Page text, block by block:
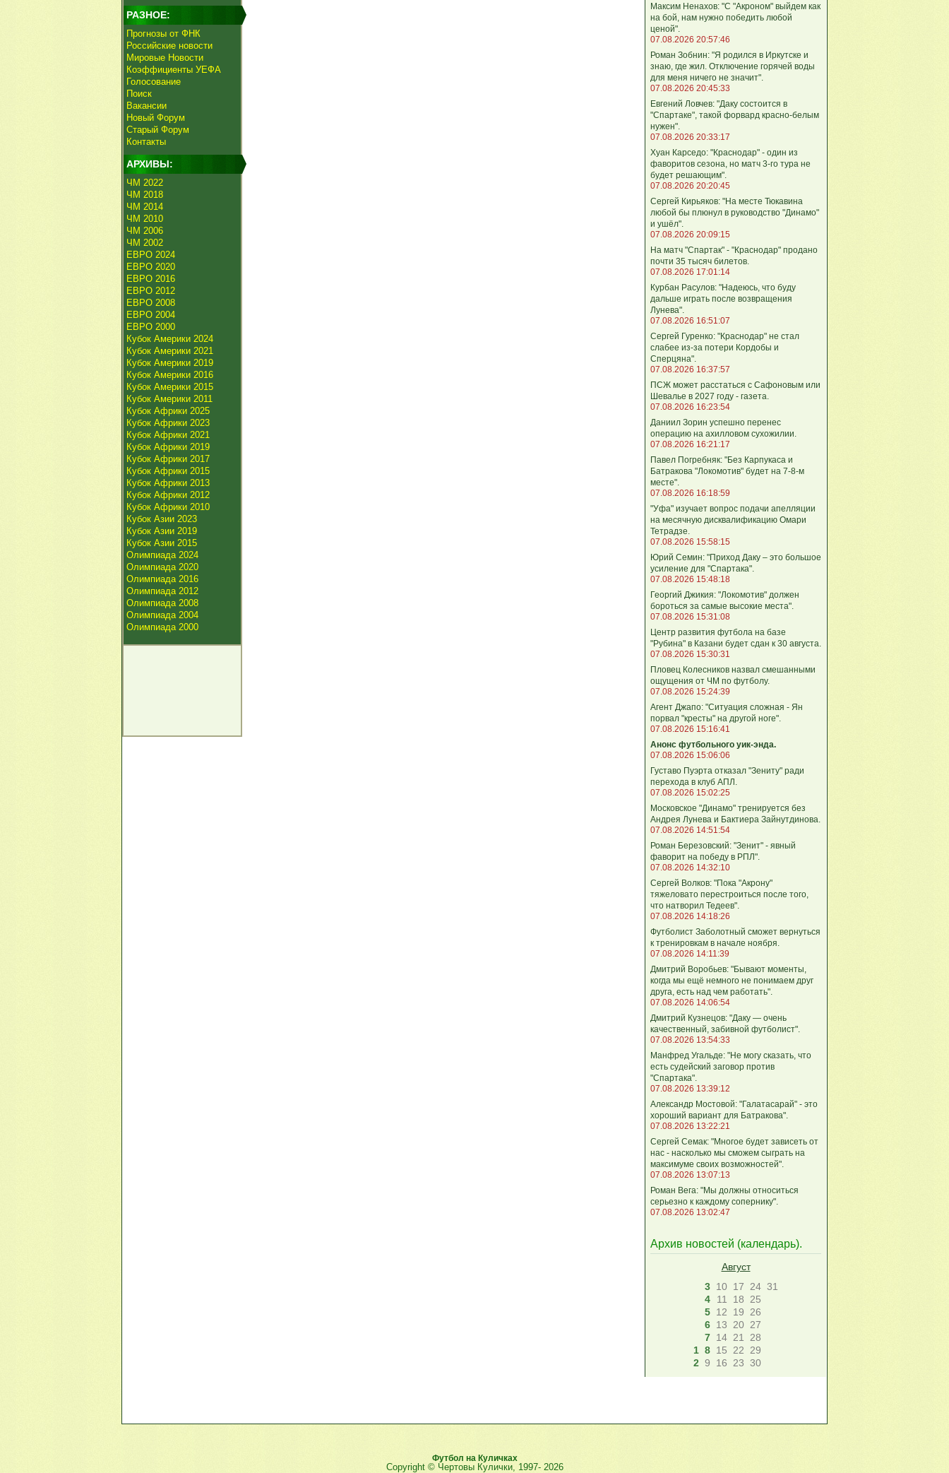
РАЗНОЕ:
Прогнозы от ФНК
Российские новости
Мировые Новости
Коэффициенты УЕФА
Голосование
Поиск
Вакансии
Новый Форум
Старый Форум
Контакты
АРХИВЫ:
ЧМ 2022
ЧМ 2018
ЧМ 2014
ЧМ 2010
ЧМ 2006
ЧМ 2002
ЕВРО 2024
ЕВРО 2020
ЕВРО 2016
ЕВРО 2012
ЕВРО 2008
ЕВРО 2004
ЕВРО 2000
Кубок Америки 2024
Кубок Америки 2021
Кубок Америки 2019
Кубок Америки 2016
Кубок Америки 2015
Кубок Америки 2011
Кубок Африки 2025
Кубок Африки 2023
Кубок Африки 2021
Кубок Африки 2019
Кубок Африки 2017
Кубок Африки 2015
Кубок Африки 2013
Кубок Африки 2012
Кубок Африки 2010
Кубок Азии 2023
Кубок Азии 2019
Кубок Азии 2015
Олимпиада 2024
Олимпиада 2020
Олимпиада 2016
Олимпиада 2012
Олимпиада 2008
Олимпиада 2004
Олимпиада 2000
Максим Ненахов: "С "Акроном" выйдем как
на бой, нам нужно победить любой
ценой".
07.08.2026 20:57:46
Роман Зобнин: "Я родился в Иркутске и
знаю, где жил. Отключение горячей воды
для меня ничего не значит".
07.08.2026 20:45:33
Евгений Ловчев: "Даку состоится в
"Спартаке", такой форвард красно-белым
нужен".
07.08.2026 20:33:17
Хуан Карседо: "Краснодар" - один из
фаворитов сезона, но матч 3-го тура не
будет решающим".
07.08.2026 20:20:45
Сергей Кирьяков: "На месте Тюкавина
любой бы плюнул в руководство "Динамо"
и ушёл".
07.08.2026 20:09:15
На матч "Спартак" - "Краснодар" продано
почти 35 тысяч билетов.
07.08.2026 17:01:14
Курбан Расулов: "Надеюсь, что буду
дальше играть после возвращения
Лунева".
07.08.2026 16:51:07
Сергей Гуренко: "Краснодар" не стал
слабее из-за потери Кордобы и
Сперцяна".
07.08.2026 16:37:57
ПСЖ может расстаться с Сафоновым или
Шевалье в 2027 году - газета.
07.08.2026 16:23:54
Даниил Зорин успешно перенес
операцию на ахилловом сухожилии.
07.08.2026 16:21:17
Павел Погребняк: "Без Карпукаса и
Батракова "Локомотив" будет на 7-8-м
месте".
07.08.2026 16:18:59
"Уфа" изучает вопрос подачи апелляции
на месячную дисквалификацию Омари
Тетрадзе.
07.08.2026 15:58:15
Юрий Семин: "Приход Даку – это большое
усиление для "Спартака".
07.08.2026 15:48:18
Георгий Джикия: "Локомотив" должен
бороться за самые высокие места".
07.08.2026 15:31:08
Центр развития футбола на базе
"Рубина" в Казани будет сдан к 30 августа.
07.08.2026 15:30:31
Пловец Колесников назвал смешанными
ощущения от ЧМ по футболу.
07.08.2026 15:24:39
Агент Джапо: "Ситуация сложная - Ян
порвал "кресты" на другой ноге".
07.08.2026 15:16:41
Анонс футбольного уик-энда.
07.08.2026 15:06:06
Густаво Пуэрта отказал "Зениту" ради
перехода в клуб АПЛ.
07.08.2026 15:02:25
Московское "Динамо" тренируется без
Андрея Лунева и Бактиера Зайнутдинова.
07.08.2026 14:51:54
Роман Березовский: "Зенит" - явный
фаворит на победу в РПЛ".
07.08.2026 14:32:10
Сергей Волков: "Пока "Акрону"
тяжеловато перестроиться после того,
что натворил Тедеев".
07.08.2026 14:18:26
Футболист Заболотный сможет вернуться
к тренировкам в начале ноября.
07.08.2026 14:11:39
Дмитрий Воробьев: "Бывают моменты,
когда мы ещё немного не понимаем друг
друга, есть над чем работать".
07.08.2026 14:06:54
Дмитрий Кузнецов: "Даку — очень
качественный, забивной футболист".
07.08.2026 13:54:33
Манфред Угальде: "Не могу сказать, что
есть судейский заговор против
"Спартака".
07.08.2026 13:39:12
Александр Мостовой: "Галатасарай" - это
хороший вариант для Батракова".
07.08.2026 13:22:21
Сергей Семак: "Многое будет зависеть от
нас - насколько мы сможем сыграть на
максимуме своих возможностей".
07.08.2026 13:07:13
Роман Вега: "Мы должны относиться
серьезно к каждому сопернику".
07.08.2026 13:02:47
Архив новостей (календарь).
Август
3 10 17 24 31
4
11 18
25
5 12 19
26
6 13 20 27
7 14 21
28
1 8 15 22
29
2 9 16 23 30
Футбол на Куличках
Copyright © Чертовы Кулички, 1997- 2026